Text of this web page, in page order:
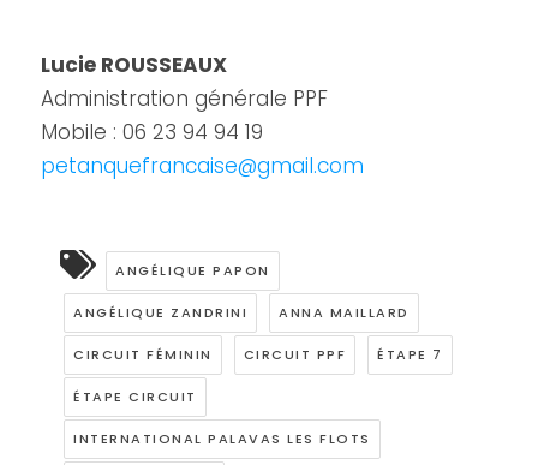
Lucie ROUSSEAUX
Administration générale PPF
Mobile : 06 23 94 94 19
petanquefrancaise@gmail.com
ANGÉLIQUE PAPON
ANGÉLIQUE ZANDRINI ANNA MAILLARD
CIRCUIT FÉMININ CIRCUIT PPF ÉTAPE 7
ÉTAPE CIRCUIT
INTERNATIONAL PALAVAS LES FLOTS